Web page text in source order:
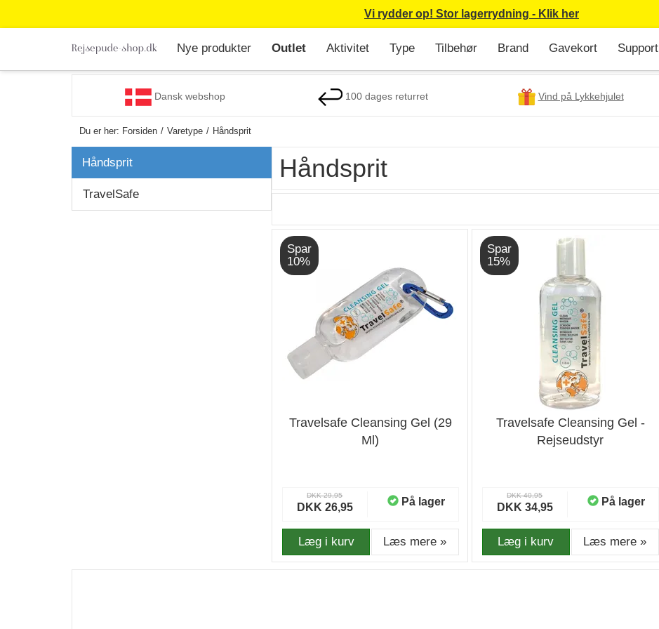
Vi rydder op! Stor lagerrydning - Klik her
Nye produkter Outlet Aktivitet Type Tilbehør Brand Gavekort Support
Dansk webshop 100 dages returret Vind på Lykkehjulet
Du er her: Forsiden Varetype Håndsprit
Håndsprit
TravelSafe
Håndsprit
Spar
10%
Travelsafe Cleansing Gel (29
Ml)
DKK 29,95
DKK 26,95 På lager
Læg i kurv Læs mere »
Spar
15%
Travelsafe Cleansing Gel -
Rejseudstyr
DKK 40,95
DKK 34,95 På lager
Læg i kurv Læs mere »